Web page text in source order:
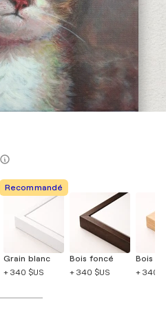
Recommandé
Grain blanc
+ 340 $US
Bois foncé
+ 340 $US
Bois
+ 340